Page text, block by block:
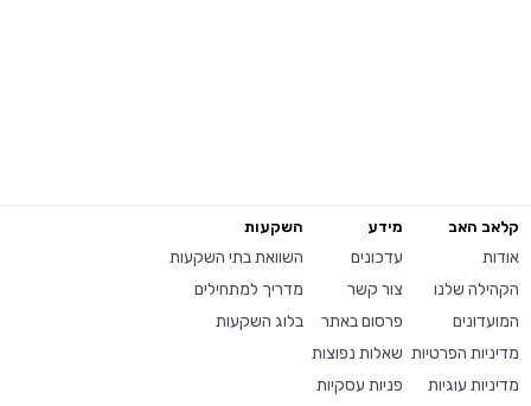
קלאב האב
אודות
הקהילה שלנו
המועדונים
מדיניות הפרטיות
מדיניות עוגיות
מידע
עדכונים
צור קשר
פרסום באתר
שאלות נפוצות
פניות עסקיות
השקעות
השוואת בתי השקעות
מדריך למתחילים
בלוג השקעות